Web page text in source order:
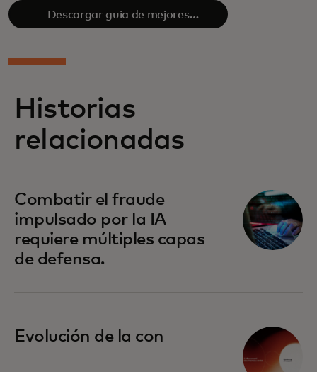
Descargar guía de mejores
Historias
relacionadas
Combatir el fraude
impulsado por la IA
requiere múltiples capas
de defensa.
Evolución de la con